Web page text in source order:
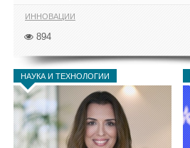
ИННОВАЦИИ
894
НАУКА И ТЕХНОЛОГИИ